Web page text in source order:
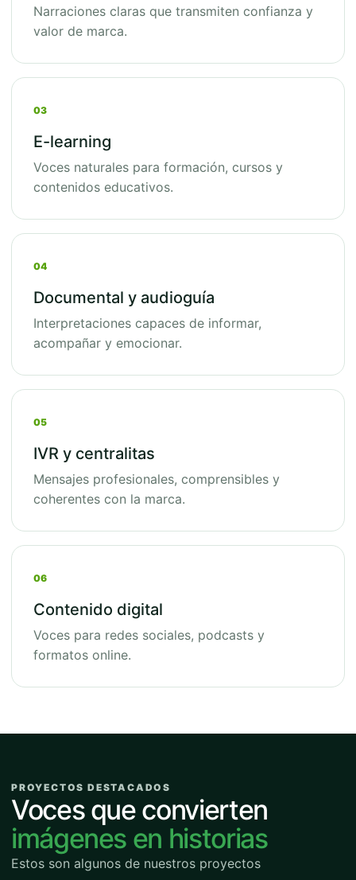
Narraciones claras que transmiten confianza y
valor de marca.
03
E-learning
Voces naturales para formación, cursos y
contenidos educativos.
04
Documental y audioguía
Interpretaciones capaces de informar,
acompañar y emocionar.
05
IVR y centralitas
Mensajes profesionales, comprensibles y
coherentes con la marca.
06
Contenido digital
Voces para redes sociales, podcasts y
formatos online.
PROYECTOS DESTACADOS
Voces que convierten
imágenes en historias
Estos son algunos de nuestros proyectos